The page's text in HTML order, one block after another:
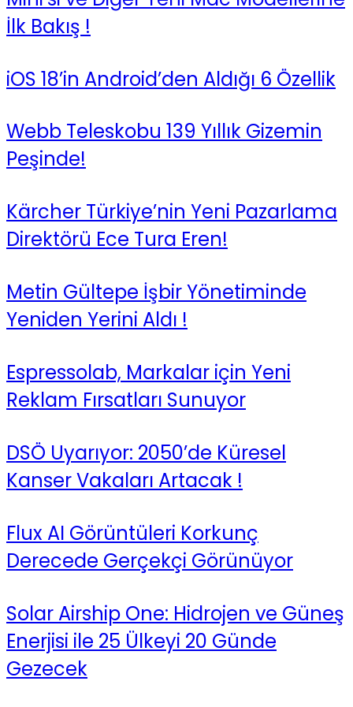
İlk Bakış !
iOS 18’in Android’den Aldığı 6 Özellik
Webb Teleskobu 139 Yıllık Gizemin
Peşinde!
Kärcher Türkiye’nin Yeni Pazarlama
Direktörü Ece Tura Eren!
Metin Gültepe İşbir Yönetiminde
Yeniden Yerini Aldı !
Espressolab, Markalar için Yeni
Reklam Fırsatları Sunuyor
DSÖ Uyarıyor: 2050’de Küresel
Kanser Vakaları Artacak !
Flux AI Görüntüleri Korkunç
Derecede Gerçekçi Görünüyor
Solar Airship One: Hidrojen ve Güneş
Enerjisi ile 25 Ülkeyi 20 Günde
Gezecek